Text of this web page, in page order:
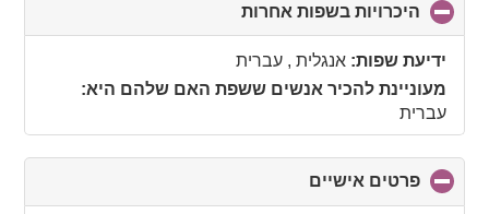
היכרויות בשפות אחרות
to
collapse
ידיעת שפות: אנגלית , עברית
מעוניינת להכיר אנשים ששפת האם שלהם היא:
עברית
פרטים אישיים
to